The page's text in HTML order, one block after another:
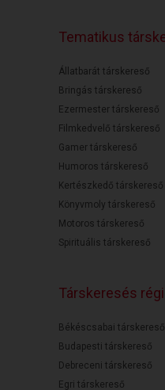
Tematikus
Állatbarát társkereső
Bringás társkereső
Ezermester társkereső
Filmkedvelő társkereső
Gamer társkereső
Humoros társkereső
Kertészkedő társkereső
Könyvmoly társkereső
Motoros társkereső
Spirituális társkereső
Társkeresés
Békéscsabai társkereső
Budapesti társkereső
Debreceni társkereső
Egri társkereső